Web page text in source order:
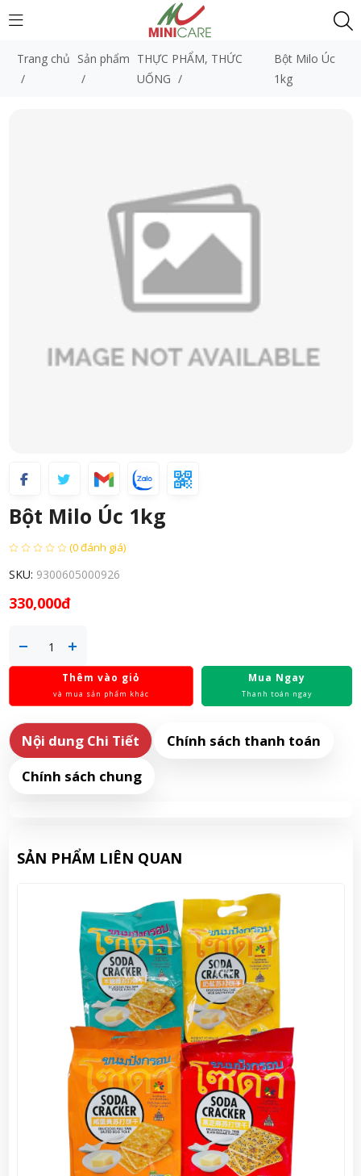
Trang chủ
/
Sản phẩm
/
THỰC PHẨM, THỨC
UỐNG /
Bột Milo Úc
1kg
Bột Milo Úc 1kg
(0 đánh giá)
SKU: 9300605000926
330,000đ
Thêm vào giỏ
và mua sản phẩm khác
Mua Ngay
Thanh toán ngay
Nội dung Chi Tiết
Chính sách thanh toán
Chính sách chung
SẢN PHẨM LIÊN QUAN